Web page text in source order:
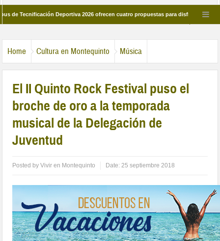
Deportiva 2026 ofrecen cuatro propuestas para disfrutar del deporte
Home Cultura en Montequinto Música
El II Quinto Rock Festival puso el
broche de oro a la temporada
musical de la Delegación de
Juventud
Posted byVivir en Montequinto Date:25 septiembre 2018